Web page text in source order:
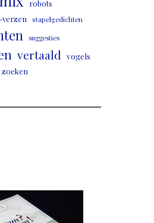
robots
verzen stapelgedichten
suggesties
vertaald vogels
zoeken